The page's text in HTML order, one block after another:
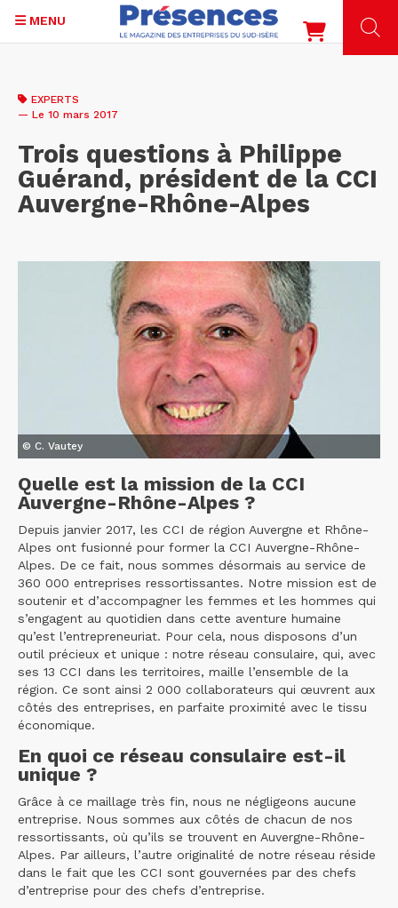
contenu
MENU
EXPERTS
— Le 10 mars 2017
Trois questions à Philippe
Guérand, président de la CCI
Auvergne-Rhône-Alpes
© C. Vautey
Quelle est la mission de la CCI
Auvergne-Rhône-Alpes ?
Depuis janvier 2017, les CCI de région Auvergne et Rhône-
Alpes ont fusionné pour former la CCI Auvergne-Rhône-
Alpes. De ce fait, nous sommes désormais au service de
360 000 entreprises ressortissantes. Notre mission est de
soutenir et d’accompagner les femmes et les hommes qui
s’engagent au quotidien dans cette aventure humaine
qu’est l’entrepreneuriat. Pour cela, nous disposons d’un
outil précieux et unique : notre réseau consulaire, qui, avec
ses 13 CCI dans les territoires, maille l’ensemble de la
région. Ce sont ainsi 2 000 collaborateurs qui œuvrent aux
côtés des entreprises, en parfaite proximité avec le tissu
économique.
En quoi ce réseau consulaire est-il
unique ?
Grâce à ce maillage très fin, nous ne négligeons aucune
entreprise. Nous sommes aux côtés de chacun de nos
ressortissants, où qu’ils se trouvent en Auvergne-Rhône-
Alpes. Par ailleurs, l’autre originalité de notre réseau réside
dans le fait que les CCI sont gouvernées par des chefs
d’entreprise pour des chefs d’entreprise.